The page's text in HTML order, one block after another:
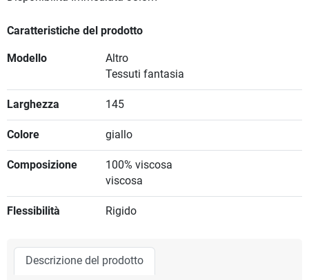
Caratteristiche del prodotto
Modello
Altro
Tessuti fantasia
Larghezza 145
Colore giallo
Composizione
100% viscosa
viscosa
Flessibilità Rigido
Descrizione del prodotto